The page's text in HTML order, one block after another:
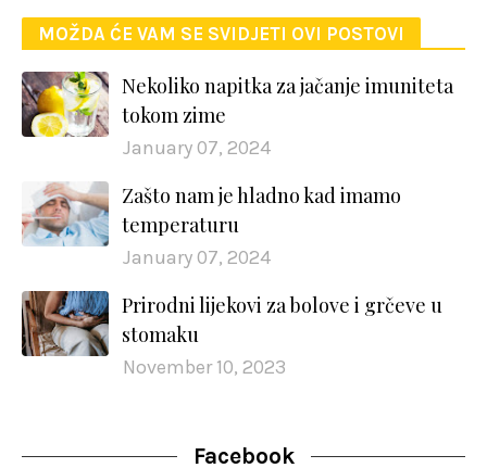
MOŽDA ĆE VAM SE SVIDJETI OVI POSTOVI
Nekoliko napitka za jačanje imuniteta
tokom zime
January 07, 2024
Zašto nam je hladno kad imamo
temperaturu
January 07, 2024
Prirodni lijekovi za bolove i grčeve u
stomaku
November 10, 2023
Facebook